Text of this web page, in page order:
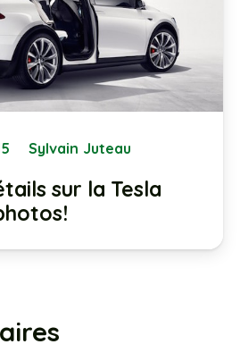
Sylvain Juteau
sur la Tesla